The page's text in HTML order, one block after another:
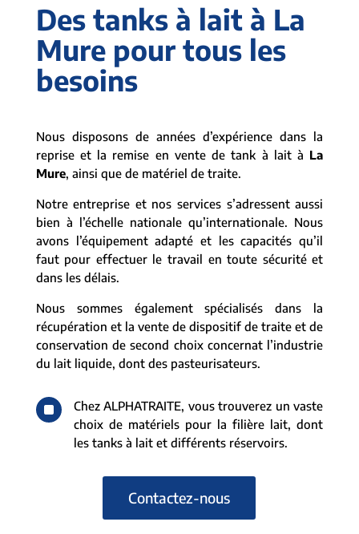
Des tanks à lait à La
Mure pour tous les
besoins
Nous disposons de années d’expérience dans la
reprise et la remise en vente de tank à lait à La
Mure, ainsi que de matériel de traite.
Notre entreprise et nos services s’adressent aussi
bien à l’échelle nationale qu’internationale. Nous
avons l’équipement adapté et les capacités qu’il
faut pour effectuer le travail en toute sécurité et
dans les délais.
Nous sommes également spécialisés dans la
récupération et la vente de dispositif de traite et de
conservation de second choix concernat l’industrie
du lait liquide, dont des pasteurisateurs.
^
Chez ALPHATRAITE, vous trouverez un vaste
choix de matériels pour la filière lait, dont
les tanks à lait et différents réservoirs.
Contactez-nous